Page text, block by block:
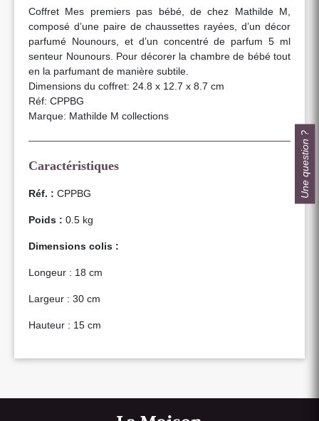
Coffret Mes premiers pas bébé, de chez Mathilde M,
composé d’une paire de chaussettes rayées, d’un décor
parfumé Nounours, et d’un concentré de parfum 5 ml
senteur Nounours. Pour décorer la chambre de bébé tout
en la parfumant de manière subtile.
Dimensions du coffret: 24.8 x 12.7 x 8.7 cm
Réf: CPPBG
Marque: Mathilde M collections
Caractéristiques
Réf. : CPPBG
Poids : 0.5 kg
Dimensions colis :
Longeur : 18 cm
Largeur : 30 cm
Hauteur : 15 cm
Une question ?